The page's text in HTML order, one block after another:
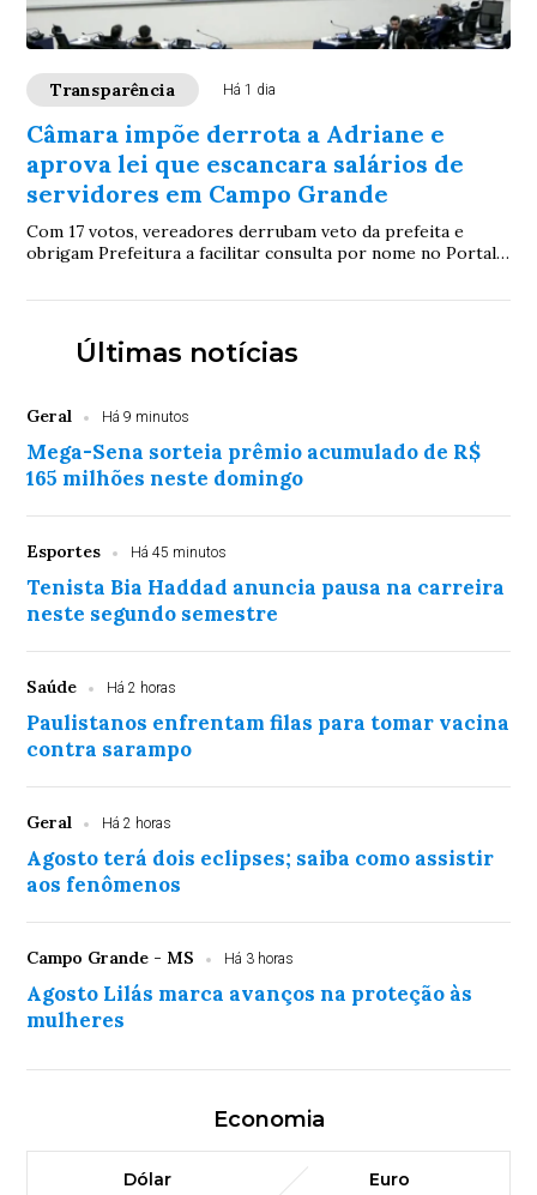
Transparência Há 1 dia
Câmara impõe derrota a Adriane e
aprova lei que escancara salários de
servidores em Campo Grande
Com 17 votos, vereadores derrubam veto da prefeita e
obrigam Prefeitura a facilitar consulta por nome no Portal
Últimas notícias
Geral Há 9 minutos
Mega-Sena sorteia prêmio acumulado de R$
165 milhões neste domingo
Esportes Há 45 minutos
Tenista Bia Haddad anuncia pausa na carreira
neste segundo semestre
Saúde Há 2 horas
Paulistanos enfrentam filas para tomar vacina
contra sarampo
Geral Há 2 horas
Agosto terá dois eclipses; saiba como assistir
aos fenômenos
Campo Grande - MS Há 3 horas
Agosto Lilás marca avanços na proteção às
mulheres
Economia
Dólar
Euro